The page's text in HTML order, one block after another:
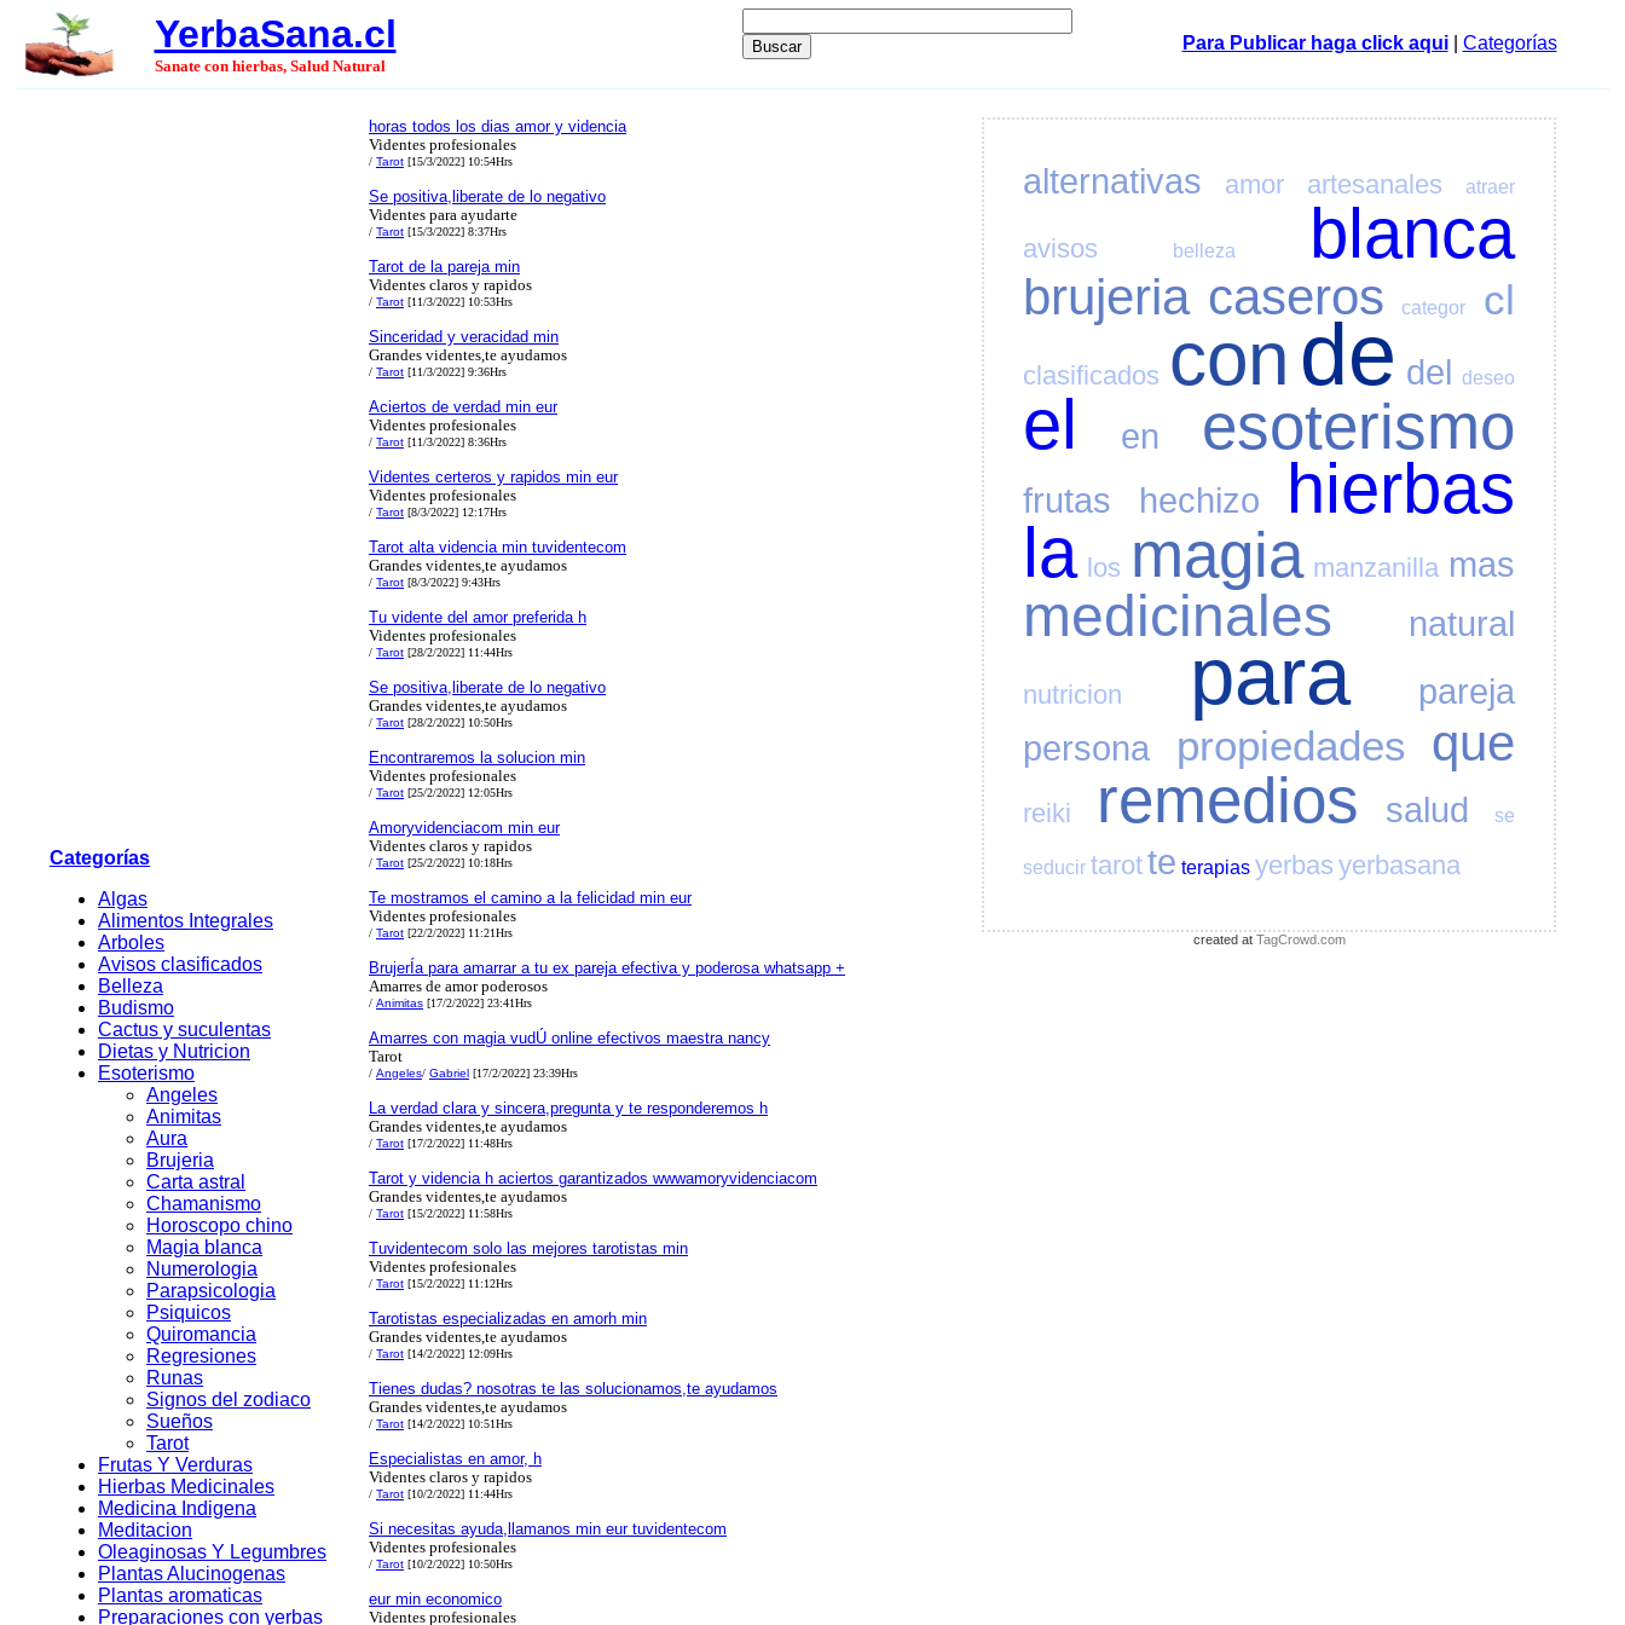
YerbaSana.cl
Sanate con hierbas, Salud Natural
Para Publicar haga click aqui| Categorías
Categorías
Algas
Alimentos Integrales
Arboles
Avisos clasificados
Belleza
Budismo
Cactus y suculentas
Dietas y Nutricion
Esoterismo
Angeles
Animitas
Aura
Brujeria
Carta astral
Chamanismo
Horoscopo chino
Magia blanca
Numerologia
Parapsicologia
Psiquicos
Quiromancia
Regresiones
Runas
Signos del zodiaco
Sueños
Tarot
Frutas Y Verduras
Hierbas Medicinales
Medicina Indigena
Meditacion
Oleaginosas Y Legumbres
Plantas Alucinogenas
Plantas aromaticas
Preparaciones con yerbas
horas todos los dias amor y videncia
Videntes profesionales
/ Tarot [15/3/2022] 10:54Hrs
Se positiva,liberate de lo negativo
Videntes para ayudarte
/ Tarot [15/3/2022] 8:37Hrs
Tarot de la pareja min
Videntes claros y rapidos
/ Tarot [11/3/2022] 10:53Hrs
Sinceridad y veracidad min
Grandes videntes,te ayudamos
/ Tarot [11/3/2022] 9:36Hrs
Aciertos de verdad min eur
Videntes profesionales
/ Tarot [11/3/2022] 8:36Hrs
Videntes certeros y rapidos min eur
Videntes profesionales
/ Tarot [8/3/2022] 12:17Hrs
Tarot alta videncia min tuvidentecom
Grandes videntes,te ayudamos
/ Tarot [8/3/2022] 9:43Hrs
Tu vidente del amor preferida h
Videntes profesionales
/ Tarot [28/2/2022] 11:44Hrs
Se positiva,liberate de lo negativo
Grandes videntes,te ayudamos
/ Tarot [28/2/2022] 10:50Hrs
Encontraremos la solucion min
Videntes profesionales
/ Tarot [25/2/2022] 12:05Hrs
Amoryvidenciacom min eur
Videntes claros y rapidos
/ Tarot [25/2/2022] 10:18Hrs
Te mostramos el camino a la felicidad min eur
Videntes profesionales
/ Tarot [22/2/2022] 11:21Hrs
BrujerÍa para amarrar a tu ex pareja efectiva y poderosa whatsapp +
Amarres de amor poderosos
/ Animitas [17/2/2022] 23:41Hrs
Amarres con magia vudÚ online efectivos maestra nancy
Tarot
/ Angeles/ Gabriel [17/2/2022] 23:39Hrs
La verdad clara y sincera,pregunta y te responderemos h
Grandes videntes,te ayudamos
/ Tarot [17/2/2022] 11:48Hrs
Tarot y videncia h aciertos garantizados wwwamoryvidenciacom
Grandes videntes,te ayudamos
/ Tarot [15/2/2022] 11:58Hrs
Tuvidentecom solo las mejores tarotistas min
Videntes profesionales
/ Tarot [15/2/2022] 11:12Hrs
Tarotistas especializadas en amorh min
Grandes videntes,te ayudamos
/ Tarot [14/2/2022] 12:09Hrs
Tienes dudas? nosotras te las solucionamos,te ayudamos
Grandes videntes,te ayudamos
/ Tarot [14/2/2022] 10:51Hrs
Especialistas en amor, h
Videntes claros y rapidos
/ Tarot [10/2/2022] 11:44Hrs
Si necesitas ayuda,llamanos min eur tuvidentecom
Videntes profesionales
/ Tarot [10/2/2022] 10:50Hrs
eur min economico
Videntes profesionales
alternativas amor artesanales atraer
avisos belleza blanca
brujeria caseros categor cl
clasificados con de del deseo
el en esoterismo
frutas hechizo
hierbas
la los magia manzanilla mas
medicinales natural
nutricion para
pareja
persona
propiedades que
reiki remedios salud se
seducir tarotte terapias yerbas yerbasana
created at TagCrowd.com